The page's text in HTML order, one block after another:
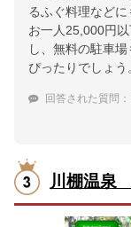
るふぐ料理など
お一人25,000円
し、無料の駐車
ぴったりでしょう
回答された質問：
川棚温泉